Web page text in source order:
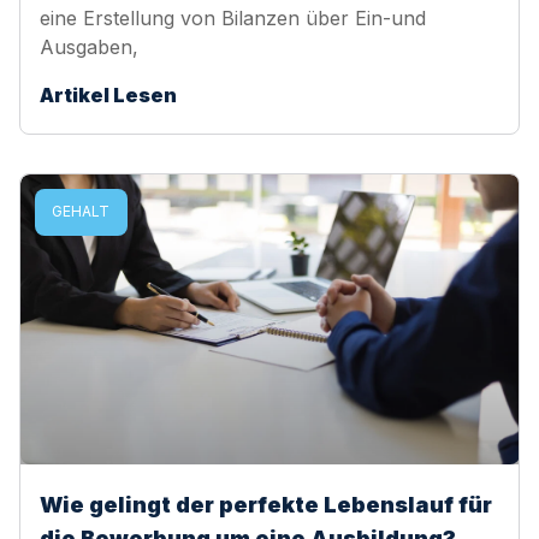
eine Erstellung von Bilanzen über Ein-und
Ausgaben,
Artikel Lesen
GEHALT
Wie gelingt der perfekte Lebenslauf für